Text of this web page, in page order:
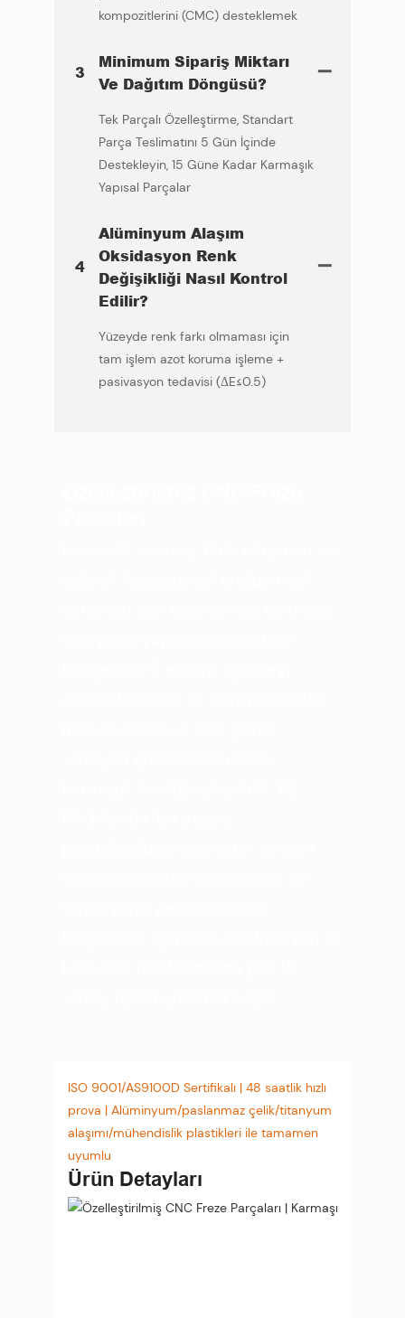
kompozitlerini (CMC) desteklemek
3
Minimum Sipariş Miktarı
Ve Dağıtım Döngüsü?
Tek Parçalı Özelleştirme, Standart
Parça Teslimatını 5 Gün İçinde
Destekleyin, 15 Güne Kadar Karmaşık
Yapısal Parçalar
4
Alüminyum Alaşım
Oksidasyon Renk
Değişikliği Nasıl Kontrol
Edilir?
Yüzeyde renk farkı olmaması için
tam işlem azot koruma işleme +
pasivasyon tedavisi (ΔE≤0.5)
ISO 9001/AS9100D Sertifikalı | 48 saatlik hızlı
prova | Alüminyum/paslanmaz çelik/titanyum
alaşımı/mühendislik plastikleri ile tamamen
uyumlu
Ürün Detayları